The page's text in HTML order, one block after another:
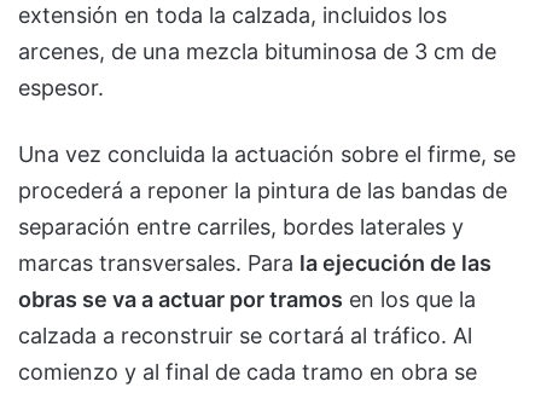
extensión en toda la calzada, incluidos los
arcenes, de una mezcla bituminosa de 3 cm de
espesor.
Una vez concluida la actuación sobre el firme, se
procederá a reponer la pintura de las bandas de
separación entre carriles, bordes laterales y
marcas transversales. Para la ejecución de las
obras se va a actuar por tramos en los que la
calzada a reconstruir se cortará al tráfico. Al
comienzo y al final de cada tramo en obra se